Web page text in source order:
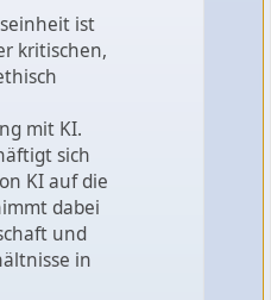
ist
kritischen,
mit KI.
sich
KI auf die
dabei
und
in